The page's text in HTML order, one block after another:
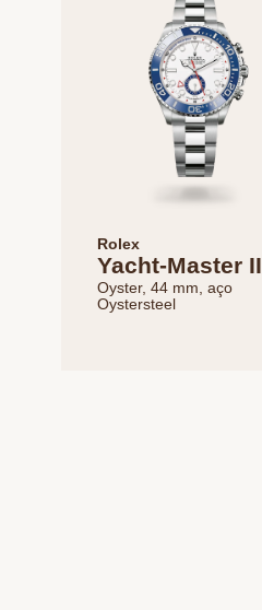
Rolex
Yacht-Master II
Oyster, 44 mm, aço
Oystersteel